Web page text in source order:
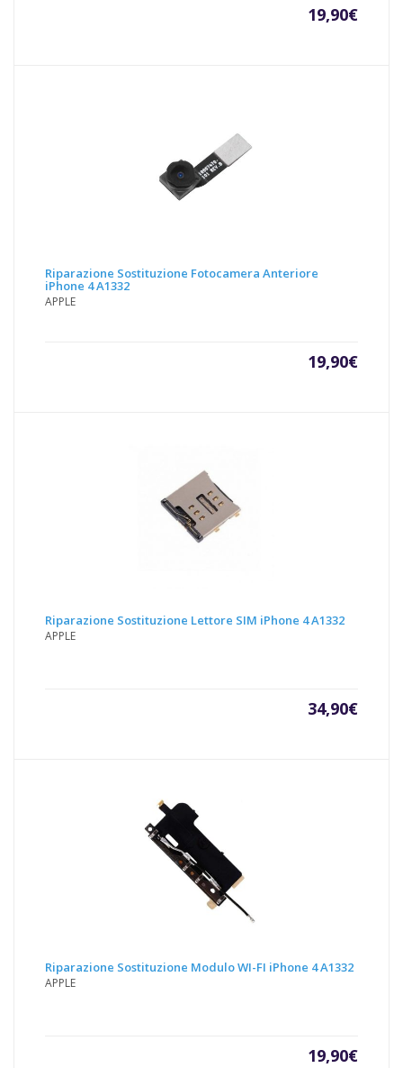
19,90€
Riparazione Sostituzione Fotocamera Anteriore
iPhone 4 A1332
APPLE
19,90€
Riparazione Sostituzione Lettore SIM iPhone 4 A1332
APPLE
34,90€
Riparazione Sostituzione Modulo WI-FI iPhone 4 A1332
APPLE
19,90€